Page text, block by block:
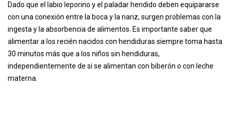
Dado que el labio leporino y el paladar hendido deben equipararse
con una conexión entre la boca y la nariz, surgen problemas con la
ingesta y la absorbencia de alimentos. Es importante saber que
alimentar a los recién nacidos con hendiduras siempre toma hasta
30 minutos más que a los niños sin hendiduras,
independientemente de si se alimentan con biberón o con leche
materna.